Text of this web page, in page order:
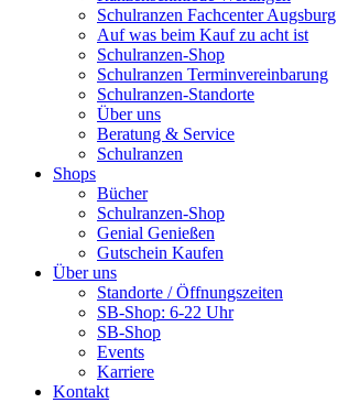
Schulranzen Fachcenter Augsburg
Auf was beim Kauf zu acht ist
Schulranzen-Shop
Schulranzen Terminvereinbarung
Schulranzen-Standorte
Über uns
Beratung & Service
Schulranzen
Shops
Bücher
Schulranzen-Shop
Genial Genießen
Gutschein Kaufen
Über uns
Standorte / Öffnungszeiten
SB-Shop: 6-22 Uhr
SB-Shop
Events
Karriere
Kontakt